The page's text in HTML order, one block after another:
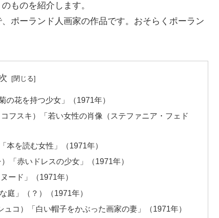
ものを紹介します。
ポーランド人画家の作品です。おそらくポーラン
の花を持つ少女」（1971年）
フスキ）「若い女性の肖像（ステファニア・フェド
本を読む女性」（1971年）
「赤いドレスの少女」（1971年）
ード」（1971年）
庭」（？）（1971年）
コ）「白い帽子をかぶった画家の妻」（1971年）